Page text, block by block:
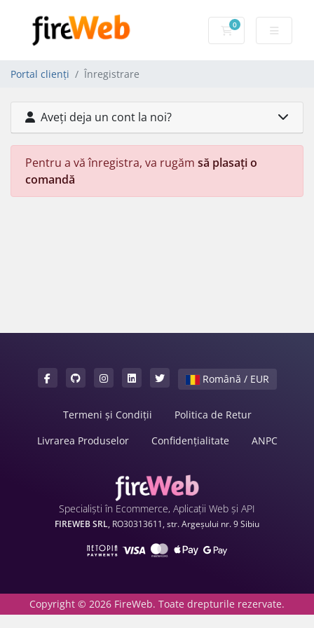
0
Coș de
Portal clienți Înregistrare
Aveți deja un cont la noi?
Pentru a vă înregistra, va rugăm să plasați o
comandă
Română / EUR
Termeni și Condiții
Politica de Retur
Livrarea Produselor
Confidențialitate ANPC
Specialiști în Ecommerce, Aplicații Web și API
FIREWEB SRL, RO30313611, str. Argeșului nr. 9 Sibiu
Copyright © 2026 FireWeb. Toate drepturile rezervate.